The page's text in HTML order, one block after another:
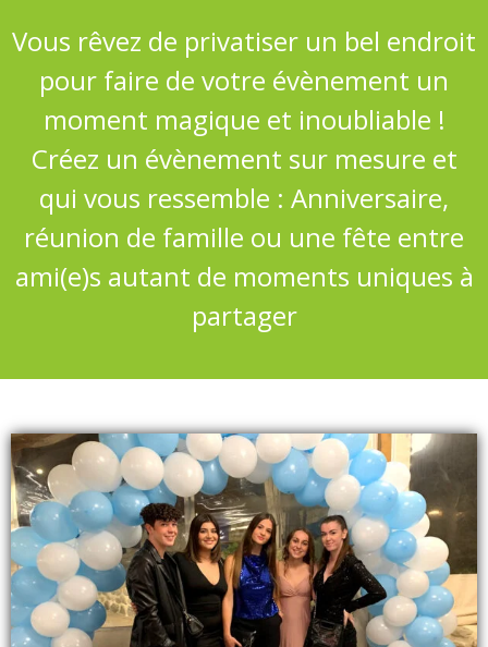
Vous rêvez de privatiser un bel endroit
pour faire de votre évènement un
moment magique et inoubliable !
Créez un évènement sur mesure et
qui vous ressemble : Anniversaire,
réunion de famille ou une fête entre
ami(e)s autant de moments uniques à
partager